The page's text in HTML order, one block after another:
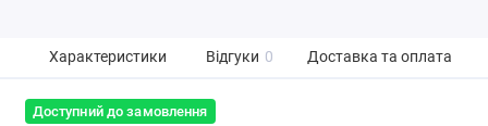
Характеристики Відгуки 0 Доставка та оплата
Доступний до замовлення